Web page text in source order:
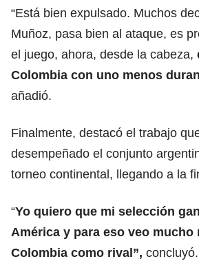
“Está bien expulsado. Muchos
Muñoz, pasa bien al ataque, es
el juego, ahora, desde la cabeza,
Colombia con uno menos
añadió.
Finalmente, destacó el trabajo
desempeñado el conjunto
torneo continental, llegando a la
“Yo quiero que mi selección
América y para eso veo mucho
Colombia como rival”, concluyó.